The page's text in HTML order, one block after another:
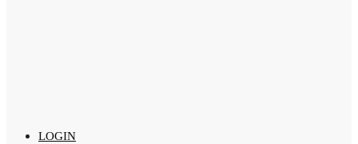
LOGIN